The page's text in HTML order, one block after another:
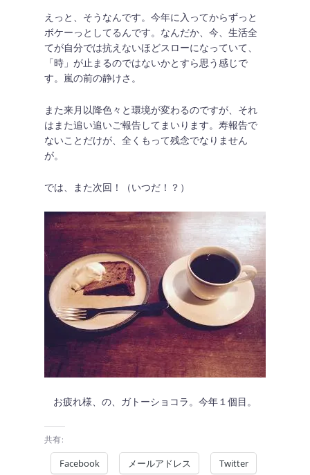
えっと、そうなんです。今年に入ってからずっと
ボケーっとしてるんです。なんだか、今、生活全
てが自分では抗えないほどスローになっていて、
「時」が止まるのではないかとすら思う感じで
す。嵐の前の静けさ。
また来月以降色々と環境が変わるのですが、それ
はまた追い追いご報告してまいります。寿報告で
ないことだけが、全くもって残念でなりません
が。
では、また次回！（いつだ！？）
お疲れ様、の、ガトーショコラ。今年１個目。
共有:
Facebook メールアドレス Twitter